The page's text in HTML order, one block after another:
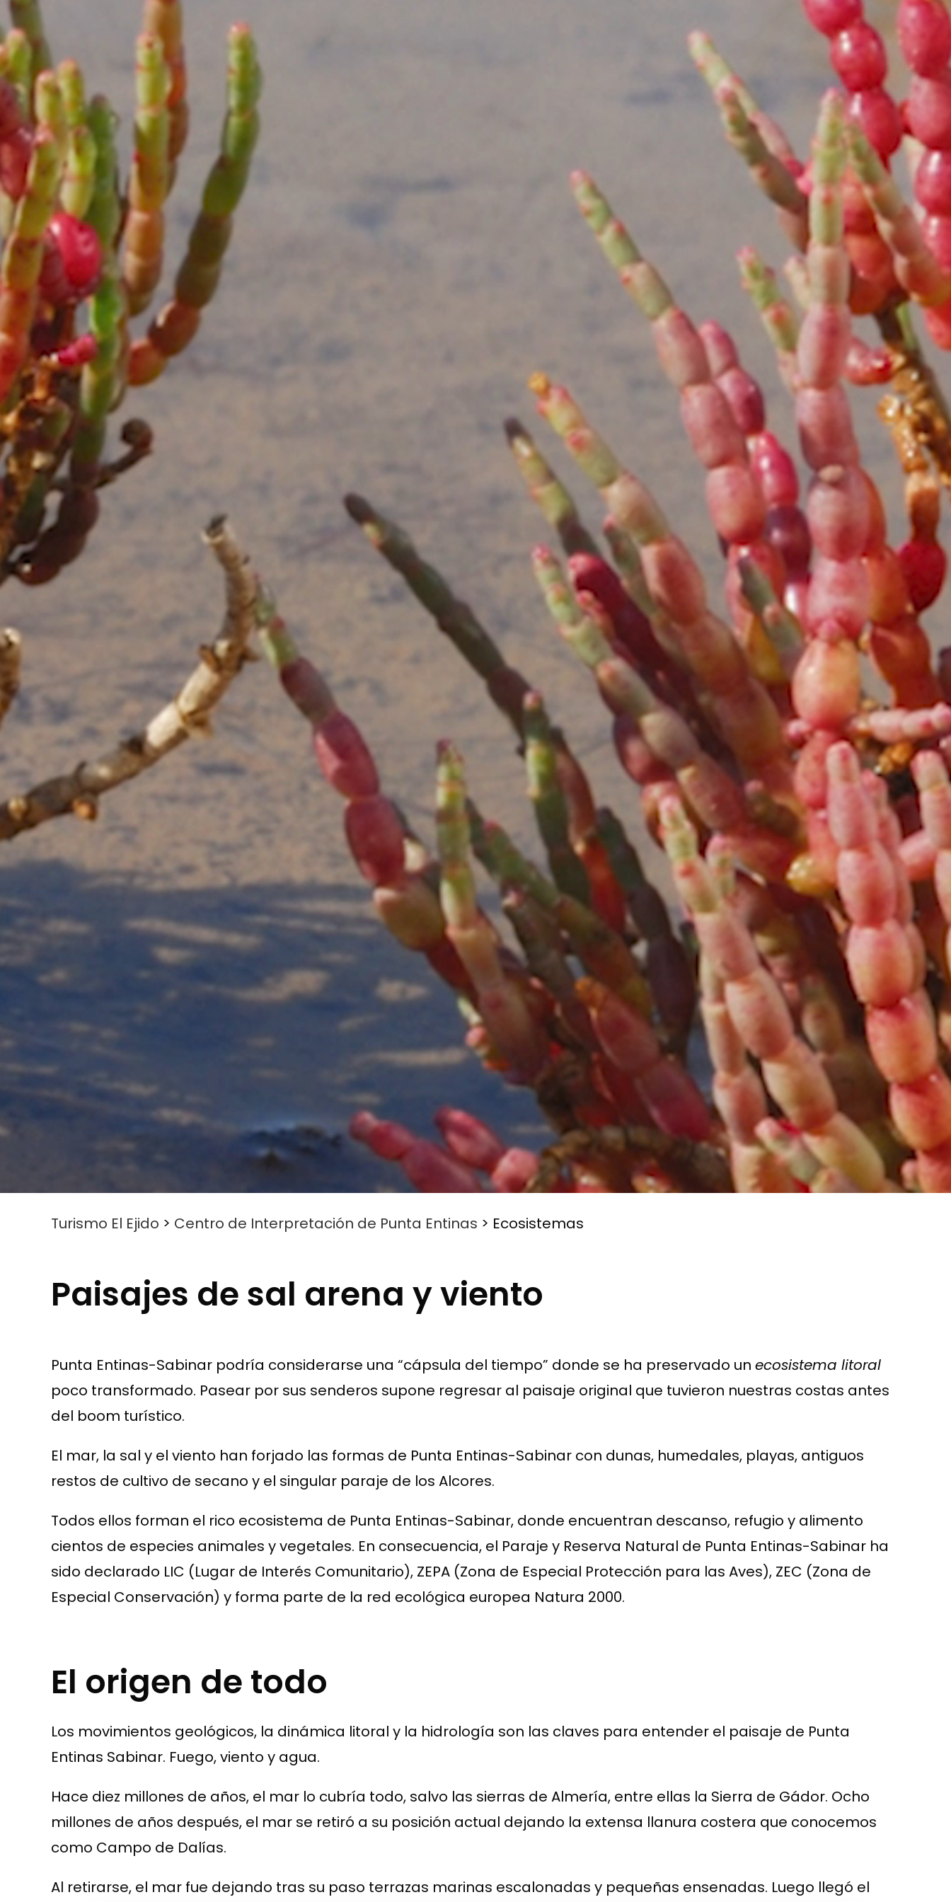
Turismo El Ejido > Centro de Interpretación de Punta Entinas > Ecosistemas
Paisajes de sal arena y viento
Punta Entinas-Sabinar podría considerarse una “cápsula del tiempo” donde se ha preservado un ecosistema litoral
poco transformado. Pasear por sus senderos supone regresar al paisaje original que tuvieron nuestras costas antes
del boom turístico.
El mar, la sal y el viento han forjado las formas de Punta Entinas-Sabinar con dunas, humedales, playas, antiguos
restos de cultivo de secano y el singular paraje de los Alcores.
Todos ellos forman el rico ecosistema de Punta Entinas-Sabinar, donde encuentran descanso, refugio y alimento
cientos de especies animales y vegetales. En consecuencia, el Paraje y Reserva Natural de Punta Entinas-Sabinar ha
sido declarado LIC (Lugar de Interés Comunitario), ZEPA (Zona de Especial Protección para las Aves), ZEC (Zona de
Especial Conservación) y forma parte de la red ecológica europea Natura 2000.
El origen de todo
Los movimientos geológicos, la dinámica litoral y la hidrología son las claves para entender el paisaje de Punta
Entinas Sabinar. Fuego, viento y agua.
Hace diez millones de años, el mar lo cubría todo, salvo las sierras de Almería, entre ellas la Sierra de Gádor. Ocho
millones de años después, el mar se retiró a su posición actual dejando la extensa llanura costera que conocemos
como Campo de Dalías.
Al retirarse, el mar fue dejando tras su paso terrazas marinas escalonadas y pequeñas ensenadas. Luego llegó el